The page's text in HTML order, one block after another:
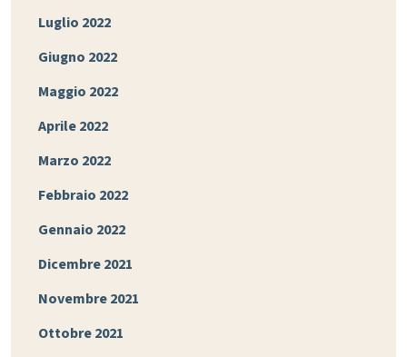
Luglio 2022
Giugno 2022
Maggio 2022
Aprile 2022
Marzo 2022
Febbraio 2022
Gennaio 2022
Dicembre 2021
Novembre 2021
Ottobre 2021